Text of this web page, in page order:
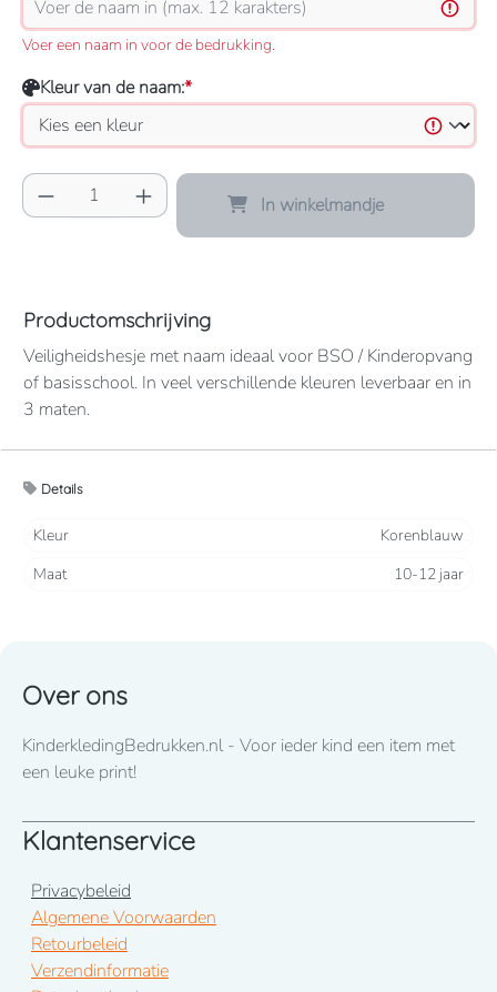
Voer een naam in voor de bedrukking.
Kleur van de naam:*
Producthoeveelheid: Voer de gewenste
In winkelmandje
Productomschrijving
Veiligheidshesje met naam ideaal voor BSO / Kinderopvang
of basisschool. In veel verschillende kleuren leverbaar en in
3 maten.
leverancier. Vandaar dat de foto niet per kleurblokje wijzigt.
besteld.
Details
Kleur
Korenblauw
Maat
10-12 jaar
Over ons
KinderkledingBedrukken.nl - Voor ieder kind een item met
een leuke print!
Klantenservice
Privacybeleid
Algemene Voorwaarden
Retourbeleid
Verzendinformatie